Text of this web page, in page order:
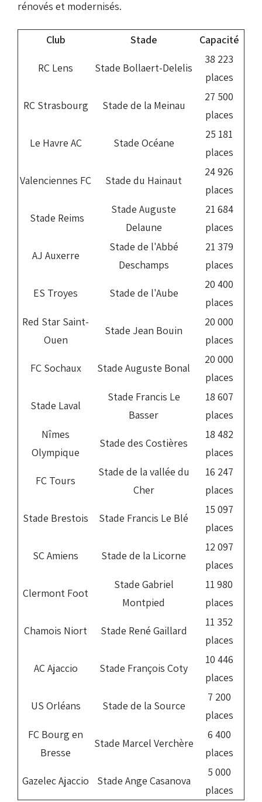
rénovés et modernisés.
Club Stade Capacité
RC Lens Stade Bollaert-Delelis
38 223
places
RC Strasbourg Stade de la Meinau
27 500
places
Le Havre AC Stade Océane
25 181
places
Valenciennes FC Stade du Hainaut
24 926
places
Stade Reims
Stade Auguste
Delaune
21 684
places
AJ Auxerre
Stade de l'Abbé
Deschamps
21 379
places
ES Troyes Stade de l'Aube
20 400
places
Red Star Saint-
Ouen
Stade Jean Bouin
20 000
places
FC Sochaux Stade Auguste Bonal
20 000
places
Stade Laval
Stade Francis Le
Basser
18 607
places
Nîmes
Olympique
Stade des Costières
18 482
places
FC Tours
Stade de la vallée du
Cher
16 247
places
Stade Brestois Stade Francis Le Blé
15 097
places
SC Amiens Stade de la Licorne
12 097
places
Clermont Foot
Stade Gabriel
Montpied
11 980
places
Chamois Niort Stade René Gaillard
11 352
places
AC Ajaccio Stade François Coty
10 446
places
US Orléans Stade de la Source
7 200
places
FC Bourg en
Bresse
Stade Marcel Verchère
6 400
places
Gazelec Ajaccio Stade Ange Casanova
5 000
places